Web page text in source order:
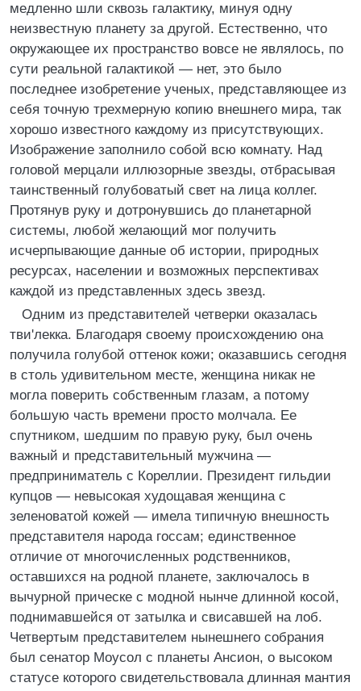
медленно шли сквозь галактику, минуя одну
неизвестную планету за другой. Естественно, что
окружающее их пространство вовсе не являлось, по
сути реальной галактикой — нет, это было
последнее изобретение ученых, представляющее из
себя точную трехмерную копию внешнего мира, так
хорошо известного каждому из присутствующих.
Изображение заполнило собой всю комнату. Над
головой мерцали иллюзорные звезды, отбрасывая
таинственный голубоватый свет на лица коллег.
Протянув руку и дотронувшись до планетарной
системы, любой желающий мог получить
исчерпывающие данные об истории, природных
ресурсах, населении и возможных перспективах
каждой из представленных здесь звезд.
Одним из представителей четверки оказалась
тви'лекка. Благодаря своему происхождению она
получила голубой оттенок кожи; оказавшись сегодня
в столь удивительном месте, женщина никак не
могла поверить собственным глазам, а потому
большую часть времени просто молчала. Ее
спутником, шедшим по правую руку, был очень
важный и представительный мужчина —
предприниматель с Кореллии. Президент гильдии
купцов — невысокая худощавая женщина с
зеленоватой кожей — имела типичную внешность
представителя народа госсам; единственное
отличие от многочисленных родственников,
оставшихся на родной планете, заключалось в
вычурной прическе с модной нынче длинной косой,
поднимавшейся от затылка и свисавшей на лоб.
Четвертым представителем нынешнего собрания
был сенатор Моусол с планеты Ансион, о высоком
статусе которого свидетельствовала длинная мантия